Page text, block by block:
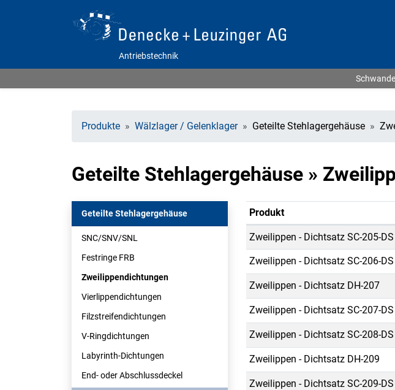
Antriebstechnik
Produkte Wälzlager / Gelenklager Geteilte Stehlagergehäuse
Geteilte Stehlagergehäuse »
Geteilte Stehlagergehäuse
SNC/SNV/SNL
Festringe FRB
Zweilippendichtungen
Vierlippendichtungen
Filzstreifendichtungen
V-Ringdichtungen
Labyrinth-Dichtungen
End- oder Abschlussdeckel
Produkt
Zweilippen - Dichtsatz SC-205-DS
Zweilippen - Dichtsatz SC-206-DS
Zweilippen - Dichtsatz DH-207
Zweilippen - Dichtsatz SC-207-DS
Zweilippen - Dichtsatz SC-208-DS
Zweilippen - Dichtsatz DH-209
Zweilippen - Dichtsatz SC-209-DS